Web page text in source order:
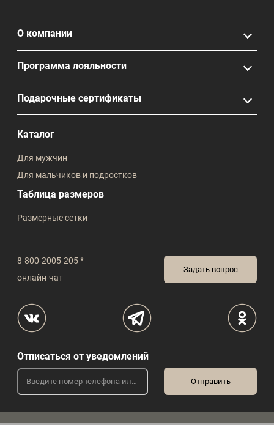
8-800-2005-205 *
онлайн-чат
Задать вопрос
О компании
Программа лояльности
Подарочные сертификаты
Каталог
Для мужчин
Для мальчиков и подростков
Таблица размеров
Размерные сетки
Отписаться от уведомлений